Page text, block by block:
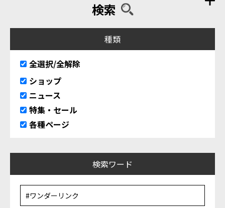
検索
種類
全選択/全解除
ショップ
ニュース
特集・セール
各種ページ
検索ワード